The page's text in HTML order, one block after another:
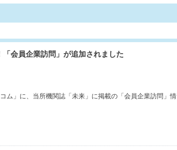
「会員企業訪問」が追加されました
ム」に、当所機関誌「未来」に掲載の「会員企業訪問」情